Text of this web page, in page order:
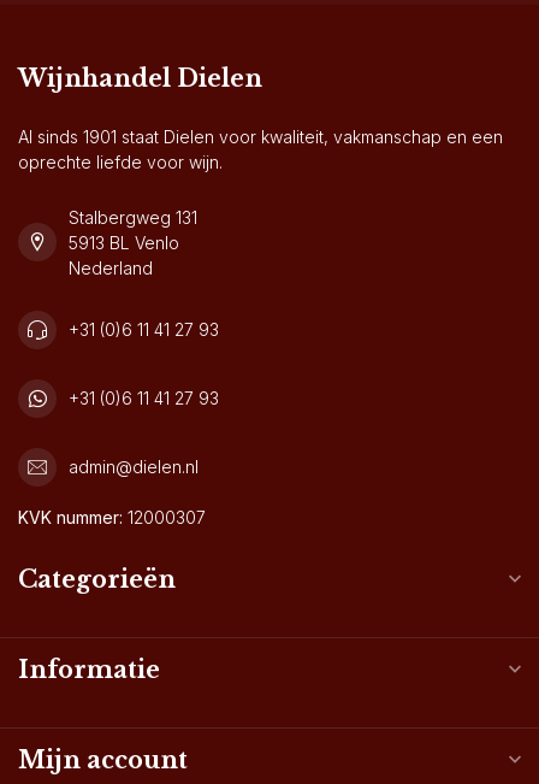
Wijnhandel Dielen
Al sinds 1901 staat Dielen voor kwaliteit, vakmanschap en een
oprechte liefde voor wijn.
Stalbergweg 131
5913 BL Venlo
Nederland
+31 (0)6 11 41 27 93
+31 (0)6 11 41 27 93
admin@dielen.nl
KVK nummer: 12000307
Categorieën
Informatie
Mijn account